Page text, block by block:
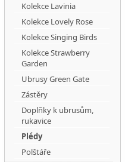
Kolekce Lavinia
Kolekce Lovely Rose
Kolekce Singing Birds
Kolekce Strawberry
Garden
Ubrusy Green Gate
Zástěry
Doplňky k ubrusům,
rukavice
Plédy
Polštáře